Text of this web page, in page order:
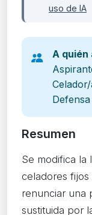
uso de IA
A
Defensa
Resumen
Se modifica la
celadores fijos
renunciar una
sustituida por